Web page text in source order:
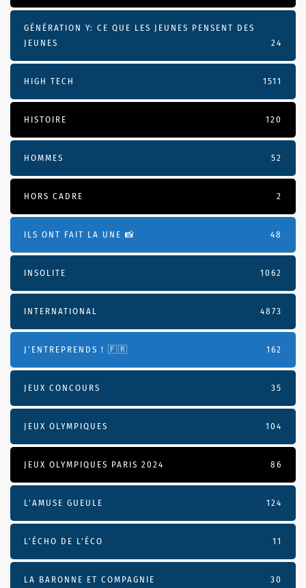
GÉNÉRATION Y: CE QUE LES JEUNES PENSENT DES
JEUNES
24
HIGH TECH 1511
HISTOIRE 120
HOMMES 52
HORS CADRE 2
ILS ONT FAIT LA UNE 📸 48
INSOLITE 1062
INTERNATIONAL 4873
J'ENTREPRENDS ! 🇫🇷 162
JEUX CONCOURS 35
JEUX OLYMPIQUES 104
JEUX OLYMPIQUES PARIS 2024 86
L'AMUSE GUEULE 124
L’ÉCHO DE L’ÉCO 11
LA BARONNE ET COMPAGNIE 30